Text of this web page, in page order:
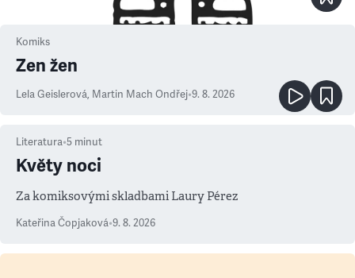
Komiks
Zen žen
Lela Geislerová, Martin Mach Ondřej•9. 8. 2026
Literatura•5 minut
Květy noci
Za komiksovými skladbami Laury Pérez
Kateřina Čopjaková•9. 8. 2026